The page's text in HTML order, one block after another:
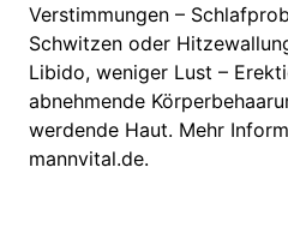
Verstimmungen –
Schwitzen oder
Libido, weniger Lust –
abnehmende
werdende Haut. Mehr
mannvital.de.